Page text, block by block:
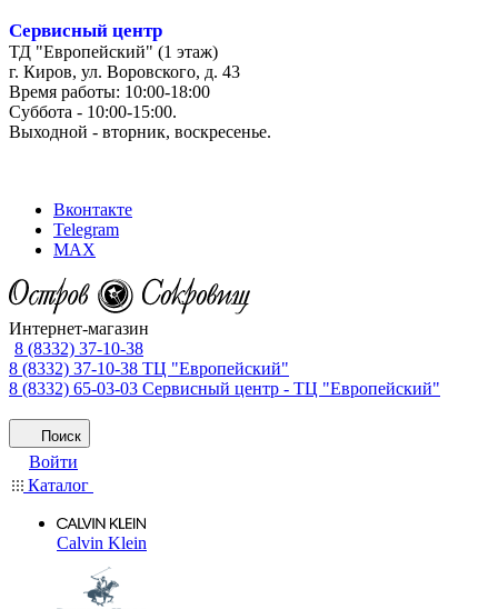
Сервисный центр
ТД "Европейский" (1 этаж)
г. Киров, ул. Воровского, д. 43
Время работы: 10:00-18:00
Суббота - 10:00-15:00.
Выходной - вторник, воскресенье.
Вконтакте
Telegram
MAX
Интернет-магазин
8 (8332) 37-10-38
8 (8332) 37-10-38 ТЦ "Европейский"
8 (8332) 65-03-03 Сервисный центр - ТЦ "Европейский"
Поиск
Войти
Каталог
Calvin Klein